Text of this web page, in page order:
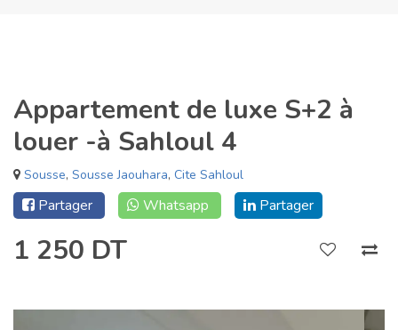
Appartement de luxe S+2 à
louer -à Sahloul 4
Sousse, Sousse Jaouhara, Cite Sahloul
Partager Whatsapp Partager
1 250 DT